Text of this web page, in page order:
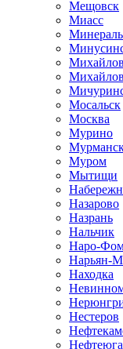
Мещовск
Миасс
Мосальск
Москва
Мурино
Муром
Мытищи
Назарово
Назрань
Нальчик
Наро-
Нарьян-
Находка
Нестеров